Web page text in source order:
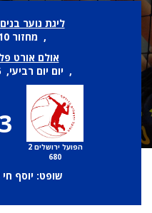
ליגת נוער
, מחזור 10, עונת 25/26
אולם אורט
, יום יום רביעי, 10/06/2026, 17:30
הפועל ירושלים 2
680
שופט: יוסף חי